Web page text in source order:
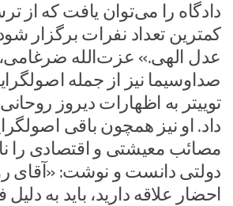
دادگاه را می‌توان یافت که از
کمترین تعداد نفرات برگزار
عدل الهی.» عزت‌الله
صداوسیما نیز از جمله
توییتر به اظهارات دیروز
داد. او نیز همچون باقی
مصائب معیشتی و اقتصادی را
دولتی دانست و نوشت: «آقای
احضار علاقه دارید، باید به